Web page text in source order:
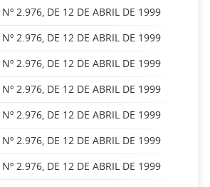
Nº 2.976, DE 12 DE ABRIL DE 1999
Nº 2.976, DE 12 DE ABRIL DE 1999
Nº 2.976, DE 12 DE ABRIL DE 1999
Nº 2.976, DE 12 DE ABRIL DE 1999
Nº 2.976, DE 12 DE ABRIL DE 1999
Nº 2.976, DE 12 DE ABRIL DE 1999
Nº 2.976, DE 12 DE ABRIL DE 1999